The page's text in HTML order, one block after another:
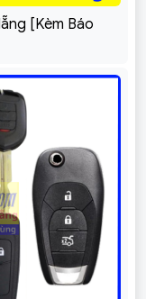
[Kèm Báo